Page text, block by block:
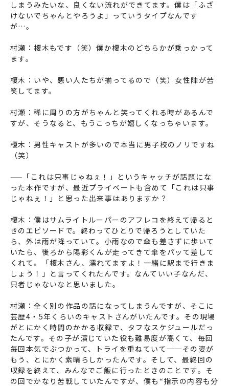
しまうみたいな、良くない流れができてます。僕は「ふざ
けないでちゃんとやろうよ」っていうタイプなんです
が…。
村瀬：榎木もです（笑）僕か榎木のどちらかが乗っかって
ます。
榎木：いや、悪い人たちが揃ってるので（笑）女性陣が苦
笑してます。
村瀬：稀に周りの方がちゃんと笑ってくれる時があるんで
すが、そうなると、もうこっちが嬉しくなっちゃいます。
榎木：男性キャストが多いので本当に男子校のノリですね
（笑）
——「これは只事じゃねぇ！」というキャッチが話題にな
った本作ですが、最近プライベートも含めて「これは只事
じゃねぇ！」と思った出来事はありますか？
榎木：僕はサムライトルーパーのアフレコを終えて帰ると
きのエピソードで。終わってひとりで帰ろうとしていた
ら、外は雨が降っていて。小雨なので傘も差さずに歩いて
いたら、後ろから陽彩くんが走ってきて傘をパッて差して
くれて。「榎木さん、濡れてますよ！一緒に駅まで行きま
しょう！」と言ってくれたんです。なんていい子なんだ、
只者じゃないなと思いました。
村瀬：全く別の作品の話になってしまうんですが、そこに
芸歴4・5年くらいのキャストさんがいたんです。その現場
がとにかく時間のかかる収録で、タフなスケジュールだっ
たんです。その子が演じていた役も難易度が高くて、毎回
毎回本気でぶつかって、トライを重ねていて──その姿が
もう、とにかく素晴らしかったんです。そして、最終回の
収録を終えて、みんなでご飯に行ったときのことです。そ
の回でかなり苦戦していたんですが、僕も“指示の内容も分